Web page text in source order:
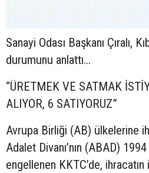
Sanayi Odası Başkanı Çıralı,
durumunu anlattı...
“ÜRETMEK VE SATMAK
ALIYOR, 6 SATIYORUZ”
Avrupa Birliği (AB) ülkelerine
Adalet Divanı’nın (ABAD) 1994
engellenen KKTC’de, ihracatın